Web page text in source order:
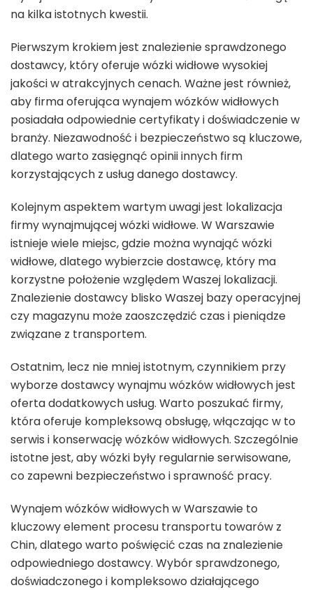
na kilka istotnych kwestii.
Pierwszym krokiem jest znalezienie sprawdzonego
dostawcy, który oferuje wózki widłowe wysokiej
jakości w atrakcyjnych cenach. Ważne jest również,
aby firma oferująca wynajem wózków widłowych
posiadała odpowiednie certyfikaty i doświadczenie w
branży. Niezawodność i bezpieczeństwo są kluczowe,
dlatego warto zasięgnąć opinii innych firm
korzystających z usług danego dostawcy.
Kolejnym aspektem wartym uwagi jest lokalizacja
firmy wynajmującej wózki widłowe. W Warszawie
istnieje wiele miejsc, gdzie można wynająć wózki
widłowe, dlatego wybierzcie dostawcę, który ma
korzystne położenie względem Waszej lokalizacji.
Znalezienie dostawcy blisko Waszej bazy operacyjnej
czy magazynu może zaoszczędzić czas i pieniądze
związane z transportem.
Ostatnim, lecz nie mniej istotnym, czynnikiem przy
wyborze dostawcy wynajmu wózków widłowych jest
oferta dodatkowych usług. Warto poszukać firmy,
która oferuje kompleksową obsługę, włączając w to
serwis i konserwację wózków widłowych. Szczególnie
istotne jest, aby wózki były regularnie serwisowane,
co zapewni bezpieczeństwo i sprawność pracy.
Wynajem wózków widłowych w Warszawie to
kluczowy element procesu transportu towarów z
Chin, dlatego warto poświęcić czas na znalezienie
odpowiedniego dostawcy. Wybór sprawdzonego,
doświadczonego i kompleksowo działającego